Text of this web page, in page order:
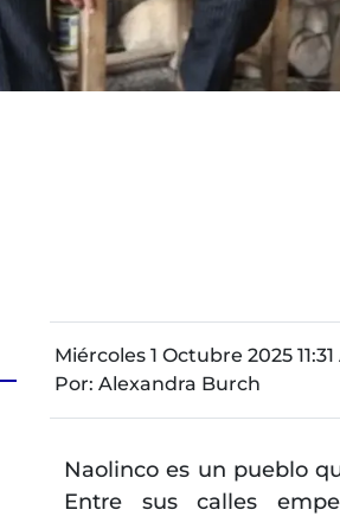
Miércoles 1 Octubre 2025 11:31
Por: Alexandra Burch
Naolinco es un pueblo
Entre sus calles